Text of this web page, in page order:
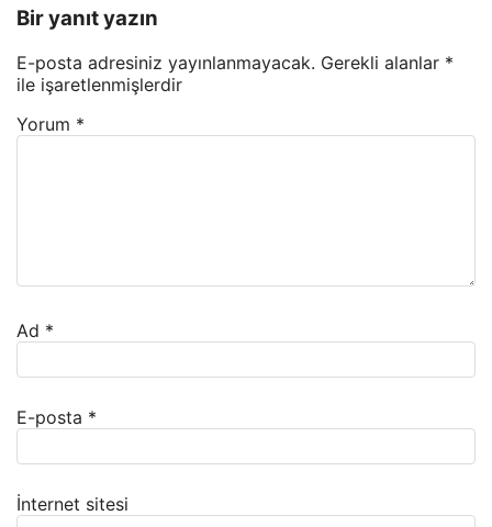
Bir yanıt yazın
E-posta adresiniz yayınlanmayacak. Gerekli alanlar *
ile işaretlenmişlerdir
Yorum *
Ad *
E-posta *
İnternet sitesi